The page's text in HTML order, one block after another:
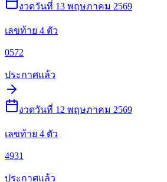
งวดวันที่ 13 พฤษภาคม 2569
เลขท้าย 4 ตัว
0572
ประกาศแล้ว
งวดวันที่ 12 พฤษภาคม 2569
เลขท้าย 4 ตัว
4931
ประกาศแล้ว